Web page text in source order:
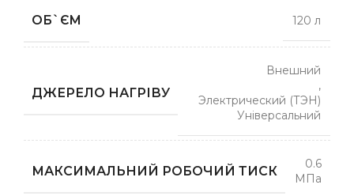
ОБ`ЄМ 120 л
ДЖЕРЕЛО НАГРІВУ
Внешний
,
Электрический (ТЭН)
Універсальний
МАКСИМАЛЬНИЙ РОБОЧИЙ ТИСК
0.6
МПа